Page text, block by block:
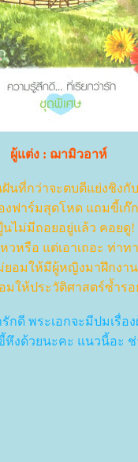
ผู้แต่ง : ฌามิวอาห์
นที่กว่าจะตบตีแย่งชิงกั
งฟาร์มสุดโหด แถมขี้เ
ไม่มีถอยอยู่แล้ว คอยดู
รือ แต่เอาเถอะ ท่าท
ยอมให้มีผู้หญิงมาฝึกง
ห้ประวัติศาสตร์ซ้ำรอ
กดี พระเอกจะมีปมเรื่
งด้วยนะคะ แนวนี้อะ